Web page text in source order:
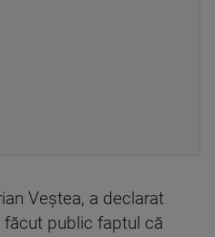
Veştea, a declarat
public faptul că